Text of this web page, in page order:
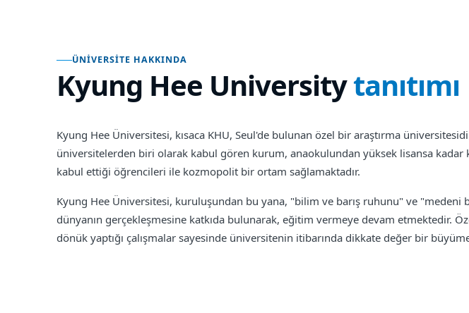
ÜNIVERSITE HAKKINDA
Kyung Hee Universitytanıtımı
Kyung Hee Üniversitesi, kısaca KHU, Seul'de bulunan özel bir araştırma
üniversitelerden biri olarak kabul gören kurum, anaokulundan yüksek lisansa kadar
kabul ettiği öğrencileri ile kozmopolit bir ortam sağlamaktadır.
Kyung Hee Üniversitesi, kuruluşundan bu yana, "bilim ve barış ruhunu" ve
dünyanın gerçekleşmesine katkıda bulunarak, eğitim vermeye devam etmektedir.
dönük yaptığı çalışmalar sayesinde üniversitenin itibarında dikkate değer bir